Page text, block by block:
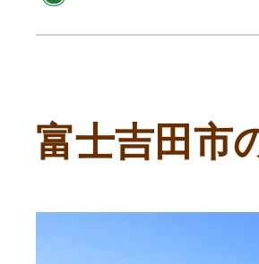
10秒ぴったり診
富士吉田市